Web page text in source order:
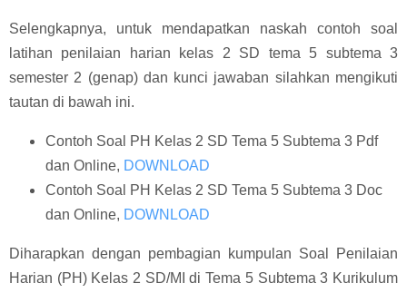
Selengkapnya, untuk mendapatkan naskah contoh soal
latihan penilaian harian kelas 2 SD tema 5 subtema 3
semester 2 (genap) dan kunci jawaban silahkan mengikuti
tautan di bawah ini.
Contoh Soal PH Kelas 2 SD Tema 5 Subtema 3 Pdf
dan Online, DOWNLOAD
Contoh Soal PH Kelas 2 SD Tema 5 Subtema 3 Doc
dan Online, DOWNLOAD
Diharapkan dengan pembagian kumpulan Soal Penilaian
Harian (PH) Kelas 2 SD/MI di Tema 5 Subtema 3 Kurikulum